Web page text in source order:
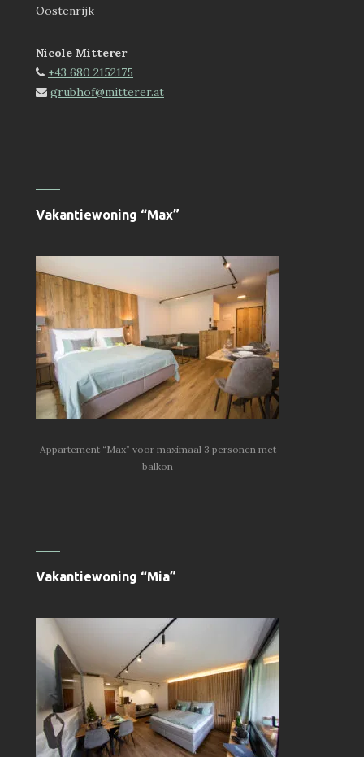
Oostenrijk
Nicole Mitterer
+43 680 2152175
grubhof@mitterer.at
Vakantiewoning “Max”
Appartement “Max” voor maximaal 3 personen met
balkon
Vakantiewoning “Mia”